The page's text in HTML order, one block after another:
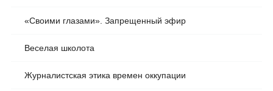
«Своими глазами». Запрещенный эфир
Веселая школота
Журналистская этика времен оккупации